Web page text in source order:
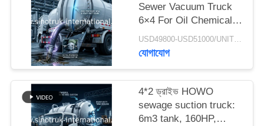
গোপনীয়তা
নীতি
Sewer Vacuum Truck
6×4 For Oil Chemical
Sewage Tank Sediment
Suction
USD49800-USD51000/UNIT)negotiation MOQ:1 Unit
যোগাযোগ
4*2 ড্রাইভ HOWO
sewage suction truck:
6m3 tank, 160HP,